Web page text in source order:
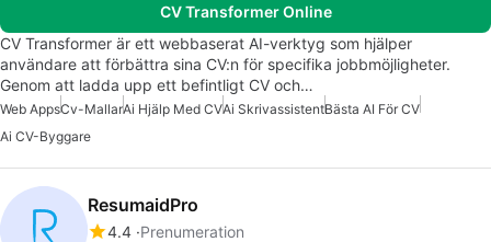
CV Transformer Online
CV Transformer är ett webbaserat AI-verktyg som hjälper
användare att förbättra sina CV:n för specifika jobbmöjligheter.
Genom att ladda upp ett befintligt CV och…
Web AppsCv-MallarAi Hjälp Med CVAi SkrivassistentBästa AI För CV
Ai CV-Byggare
ResumaidPro
4.4 Prenumeration